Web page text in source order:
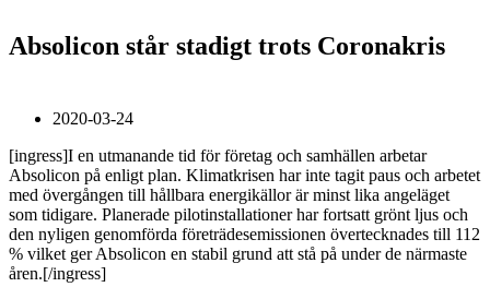
Absolicon står stadigt trots Coronakris
2020-03-24
[ingress]I en utmanande tid för företag och samhällen arbetar
Absolicon på enligt plan. Klimatkrisen har inte tagit paus och arbetet
med övergången till hållbara energikällor är minst lika angeläget
som tidigare. Planerade pilotinstallationer har fortsatt grönt ljus och
den nyligen genomförda företrädesemissionen övertecknades till 112
% vilket ger Absolicon en stabil grund att stå på under de närmaste
åren.[/ingress]